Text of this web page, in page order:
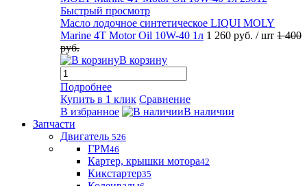
Быстрый просмотр
Масло лодочное синтетическое LIQUI MOLY
Marine 4T Motor Oil 10W-40 1л 1 260 руб. / шт 1 400
руб.
В корзину
Подробнее
Купить в 1 клик Сравнение
В избранное
В наличии
Запчасти
Двигатель 526
ГРМ46
Картер, крышки мотора42
Кикстартер35